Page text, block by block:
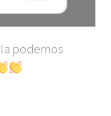
la podemos